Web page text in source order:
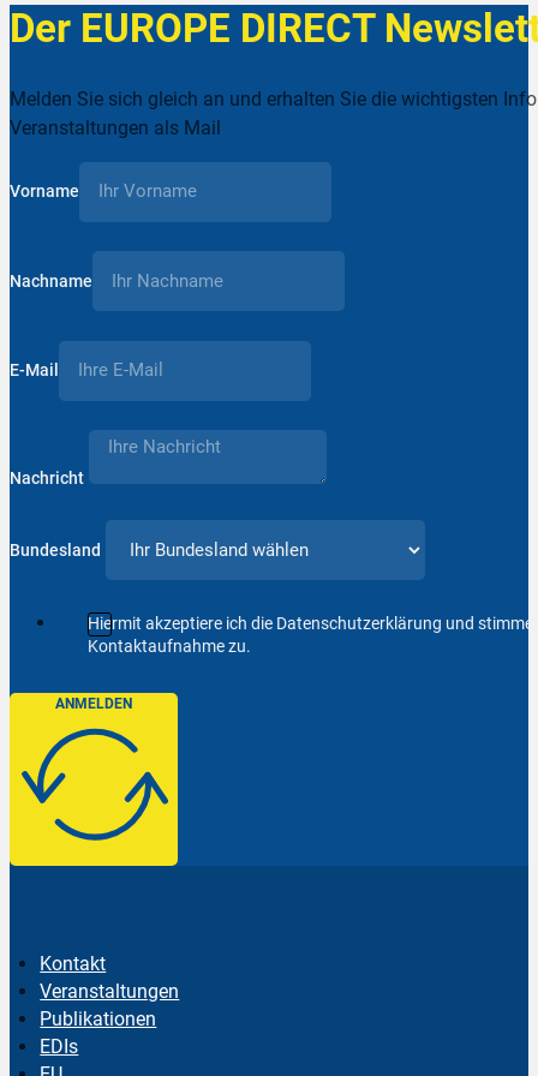
Der EUROPE DIRECT
Melden Sie sich gleich an und erhalten Sie die wichtigsten
Veranstaltungen als Mail
Vorname
Nachname
E-Mail
Nachricht
Bundesland
Hiermit akzeptiere ich die Datenschutzerklärung und
Kontaktaufnahme zu.
ANMELDEN
Kontakt
Veranstaltungen
Publikationen
EDIs